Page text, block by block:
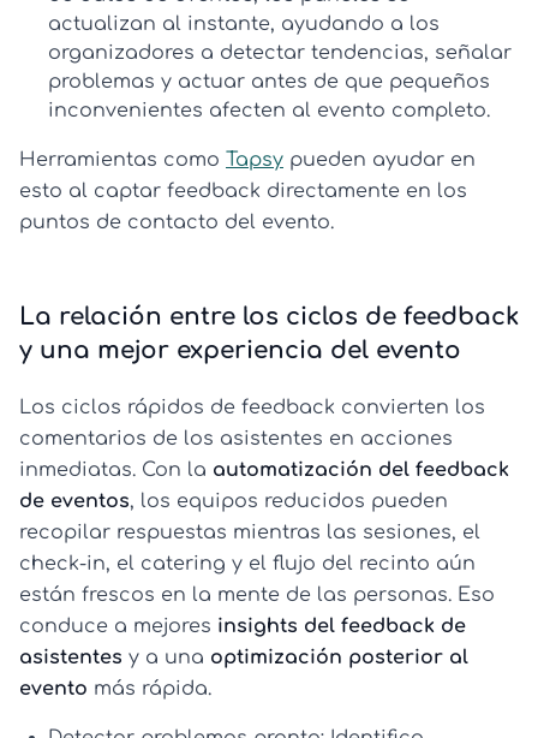
actualizan al instante, ayudando a los
organizadores a detectar tendencias, señalar
problemas y actuar antes de que pequeños
inconvenientes afecten al evento completo.
Herramientas como Tapsy pueden ayudar en
esto al captar feedback directamente en los
puntos de contacto del evento.
La relación entre los ciclos de feedback
y una mejor experiencia del evento
Los ciclos rápidos de feedback convierten los
comentarios de los asistentes en acciones
inmediatas. Con la automatización del feedback
de eventos, los equipos reducidos pueden
recopilar respuestas mientras las sesiones, el
check-in, el catering y el flujo del recinto aún
están frescos en la mente de las personas. Eso
conduce a mejores insights del feedback de
asistentes y a una optimización posterior al
evento más rápida.